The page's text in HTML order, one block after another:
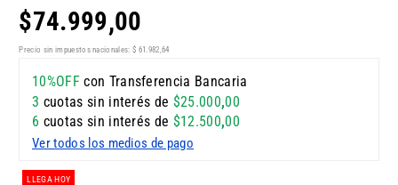
$74.999,00
Precio sin impuestos nacionales: $ 61.982,64
10%OFFcon Transferencia Bancaria
3 cuotas sin interés de $25.000,00
6 cuotas sin interés de $12.500,00
Ver todos los medios de pago
LLEGA HOY